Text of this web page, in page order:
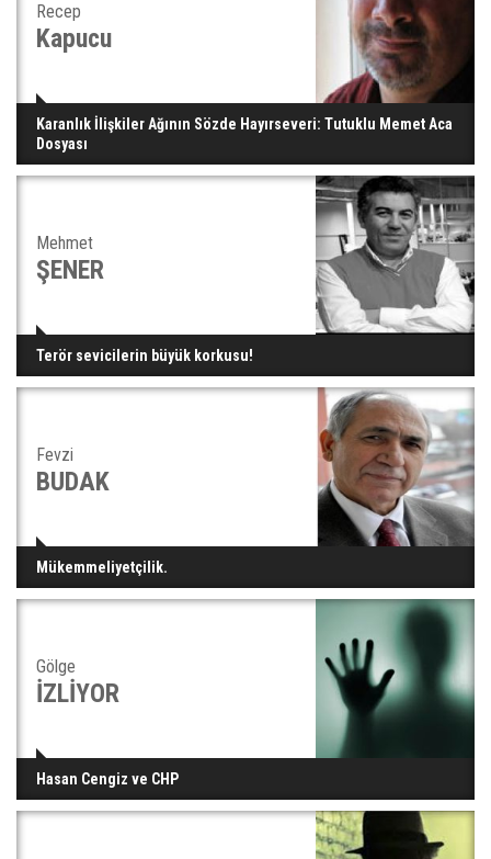
Recep
Kapucu
Karanlık İlişkiler Ağının Sözde Hayırseveri: Tutuklu Memet Aca
Dosyası
Mehmet
ŞENER
Terör sevicilerin büyük korkusu!
Fevzi
BUDAK
Mükemmeliyetçilik.
Gölge
İZLİYOR
Hasan Cengiz ve CHP